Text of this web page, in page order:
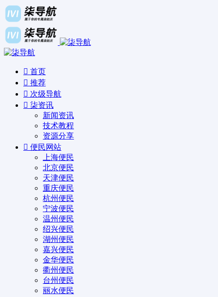
首页
推荐
次级导航
柒资讯
新闻资讯
技术教程
资源分享
便民网站
上海便民
北京便民
天津便民
重庆便民
杭州便民
宁波便民
温州便民
绍兴便民
湖州便民
嘉兴便民
金华便民
衢州便民
台州便民
丽水便民